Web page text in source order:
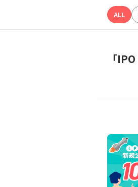
ALL
「IPO